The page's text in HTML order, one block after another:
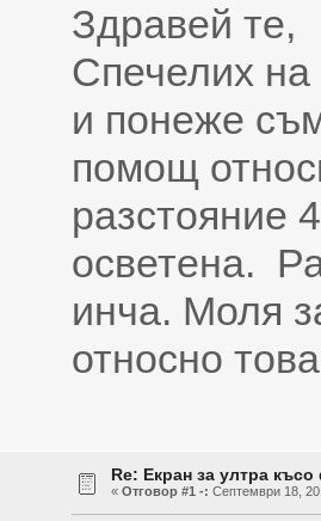
Здравей те,
Спечелих на
и понеже
помощ
разстояние
осветена.
инча. Моля
относно
Re: Екран за ултра
« Отговор #1 -: Септември 18,